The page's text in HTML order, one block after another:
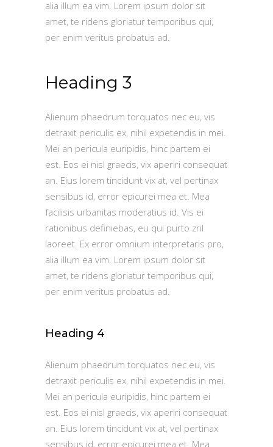
alia illum ea vim. Lorem ipsum dolor sit
amet, te ridens gloriatur temporibus qui,
per enim veritus probatus ad.
Heading 3
Alienum phaedrum torquatos nec eu, vis
detraxit periculis ex, nihil expetendis in mei.
Mei an pericula euripidis, hinc partem ei
est. Eos ei nisl graecis, vix aperiri consequat
an. Eius lorem tincidunt vix at, vel pertinax
sensibus id, error epicurei mea et. Mea
facilisis urbanitas moderatius id. Vis ei
rationibus definiebas, eu qui purto zril
laoreet. Ex error omnium interpretaris pro,
alia illum ea vim. Lorem ipsum dolor sit
amet, te ridens gloriatur temporibus qui,
per enim veritus probatus ad.
Heading 4
Alienum phaedrum torquatos nec eu, vis
detraxit periculis ex, nihil expetendis in mei.
Mei an pericula euripidis, hinc partem ei
est. Eos ei nisl graecis, vix aperiri consequat
an. Eius lorem tincidunt vix at, vel pertinax
sensibus id, error epicurei mea et. Mea